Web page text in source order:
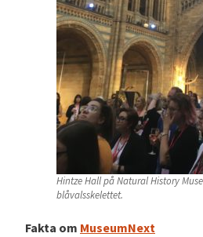
Hintze Hall på Natural History
blåvalsskelettet.
Fakta om MuseumNext